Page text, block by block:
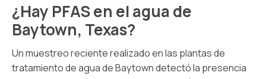
¿Hay PFAS en el agua de
Baytown, Texas?
Un muestreo reciente realizado en las plantas de
tratamiento de agua de Baytown detectó la presencia